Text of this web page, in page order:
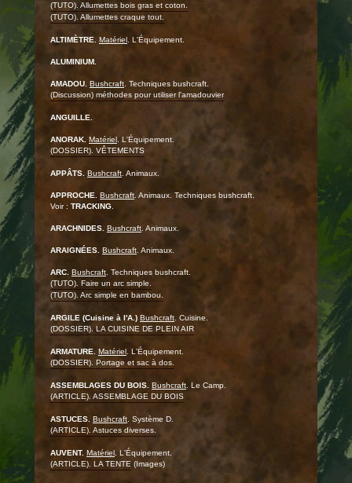
(TUTO). Allumettes bois gras et coton.
(TUTO). Allumettes craque tout.
ALTIMÈTRE. Matériel . L'Équipement.
ALUMINIUM.
AMADOU. Bushcraft . Techniques bushcraft.
(Discussion) méthodes pour utiliser l'amadouvier
ANGUILLE.
ANORAK. Matériel . L'Équipement.
(DOSSIER). VÊTEMENTS
APPÂTS. Bushcraft . Animaux.
APPROCHE. Bushcraft . Animaux. Techniques bushcraft.
Voir : TRACKING
ARACHNIDES. Bushcraft . Animaux.
ARAIGNÉES. Bushcraft . Animaux.
ARC. Bushcraft . Techniques bushcraft.
(TUTO). Faire un arc simple.
(TUTO). Arc simple en bambou.
ARGILE (Cuisine à l'A.) Bushcraft . Cuisine.
(DOSSIER). LA CUISINE DE PLEIN AIR
ARMATURE. Matériel . L'Équipement.
(DOSSIER). Portage et sac à dos.
ASSEMBLAGES DU BOIS. Bushcraft . Le Camp.
(ARTICLE). ASSEMBLAGE DU BOIS
ASTUCES. Bushcraft . Système D.
(ARTICLE). Astuces diverses.
AUVENT. Matériel . L'Équipement.
(ARTICLE). LA TENTE (Images)